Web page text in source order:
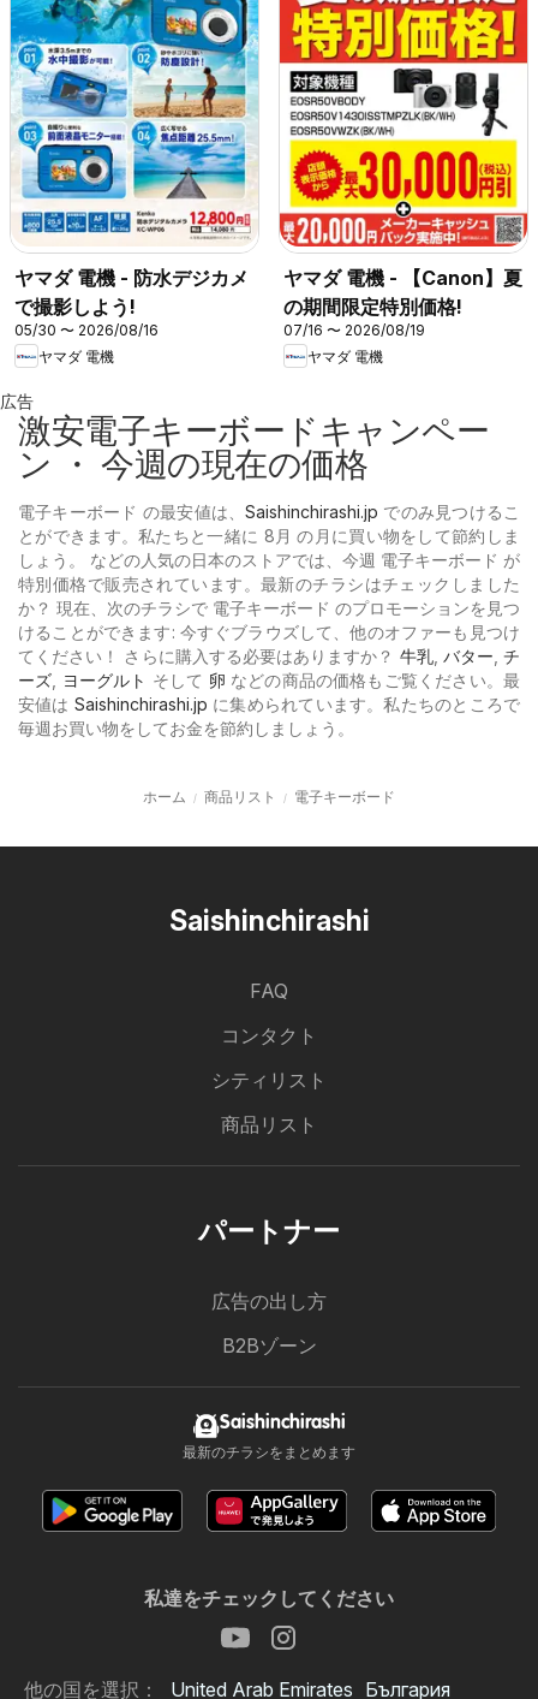
ヤマダ 電機 - 防水デジカメ
で撮影しよう!
05/30 〜 2026/08/16
ヤマダ 電機
ヤマダ 電機 - 【Canon】夏
の期間限定特別価格!
07/16 〜 2026/08/19
ヤマダ 電機
広告
激安電子キーボードキャンペー
ン ・ 今週の現在の価格
電子キーボード の最安値は、Saishinchirashi.jp でのみ見つけるこ
とができます。私たちと一緒に 8月 の月に買い物をして節約しま
しょう。 などの人気の日本のストアでは、今週 電子キーボード が
特別価格で販売されています。最新のチラシはチェックしました
か？ 現在、次のチラシで 電子キーボード のプロモーションを見つ
けることができます: 今すぐブラウズして、他のオファーも見つけ
てください！ さらに購入する必要はありますか？ 牛乳, バター ,チ
ーズ
ヨーグルト そして 卵 などの商品の価格もご覧ください。最
安値は Saishinchirashi.jp に集められています。私たちのところで
毎週お買い物をしてお金を節約しましょう。
ホーム 商品リスト 電子キーボード
Saishinchirashi
FAQ
コンタクト
シティリスト
商品リスト
パートナー
広告の出し方
B2Bゾーン
Saishinchirashi
最新のチラシをまとめます
私達をチェックしてください
他の国を選択： United Arab Emirates България